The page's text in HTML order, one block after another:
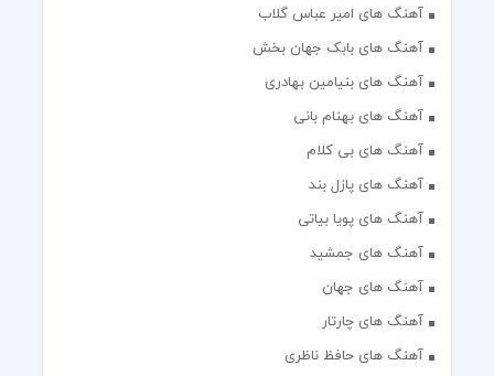
آهنگ های امیر عباس گلاب
آهنگ های بابک جهان بخش
آهنگ های بنیامین بهادری
آهنگ های بهنام بانی
آهنگ های بی کلام
آهنگ های پازل بند
آهنگ های پویا بیاتی
آهنگ های جمشید
آهنگ های جهان
آهنگ های چارتار
آهنگ های حافظ ناظری